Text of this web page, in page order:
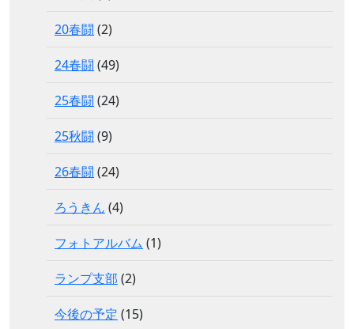
20春闘 (2)
24春闘 (49)
25春闘 (24)
25秋闘 (9)
26春闘 (24)
ろうきん (4)
フォトアルバム (1)
ランプ支部 (2)
今後の予定 (15)